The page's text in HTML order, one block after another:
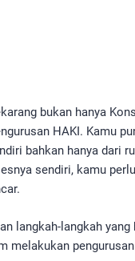
bukan hanya
HAKI. Kamu
bahkan hanya dari
sendiri, kamu
langkah-langkah yang
melakukan